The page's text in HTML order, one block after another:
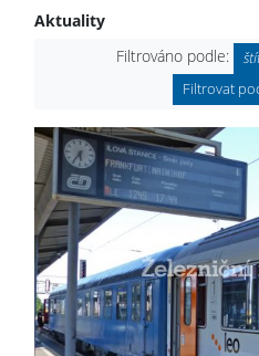
Aktuality
Filtrováno podle:
Filtrovat